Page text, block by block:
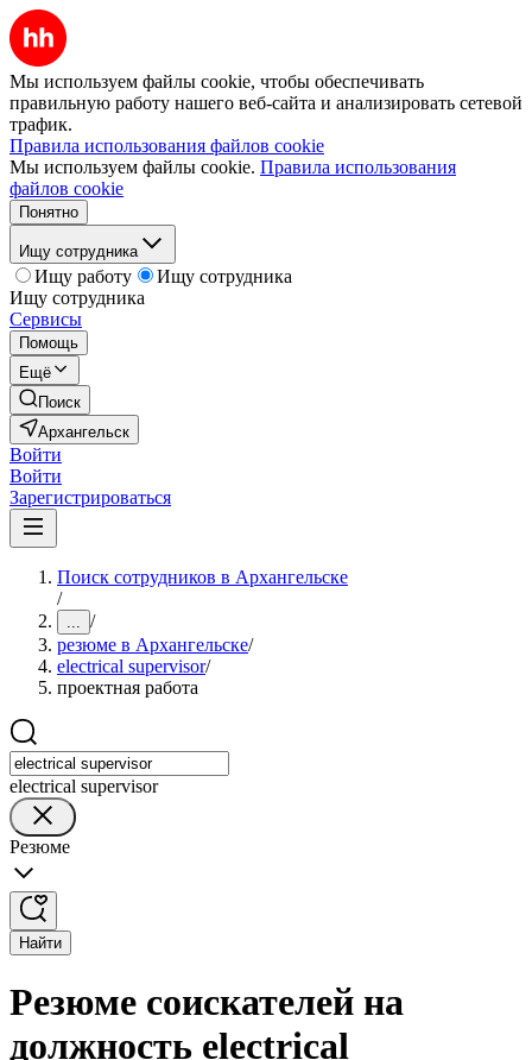
Мы используем файлы cookie, чтобы обеспечивать
правильную работу нашего веб-сайта и анализировать сетевой
трафик.
Правила использования файлов cookie
Мы используем файлы cookie. Правила использования
файлов cookie
Понятно
Ищу сотрудника
Ищу работу
Ищу сотрудника
Ищу сотрудника
Сервисы
Помощь
Ещё
Поиск
Архангельск
Войти
Войти
Зарегистрироваться
Поиск сотрудников в Архангельске
/
... /
резюме в Архангельске/
electrical supervisor/
проектная работа
electrical supervisor
Резюме
Найти
Резюме соискателей на
должность electrical